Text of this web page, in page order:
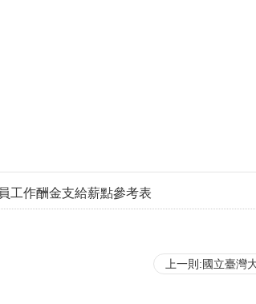
工作酬金支給薪點參考表
上一則:國立臺灣